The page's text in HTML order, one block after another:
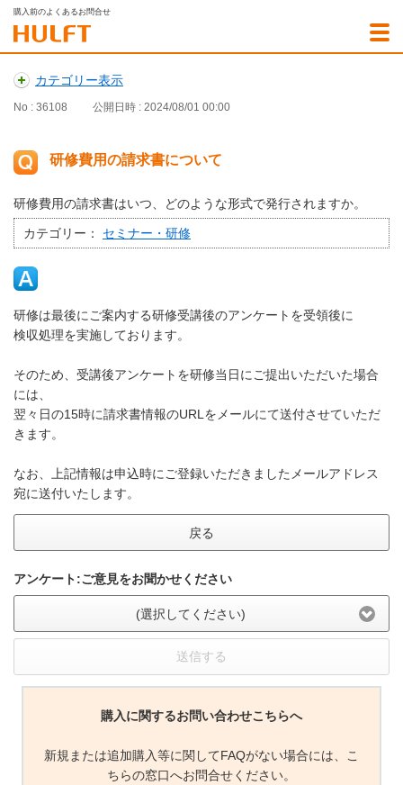
購入前のよくあるお問合せ
カテゴリー表示
No : 36108 公開日時 : 2024/08/01 00:00
研修費用の請求書について
研修費用の請求書はいつ、どのような形式で発行されますか。
カテゴリー： セミナー・研修
研修は最後にご案内する研修受講後のアンケートを受領後に
検収処理を実施しております。
そのため、受講後アンケートを研修当日にご提出いただいた場合
には、
翌々日の15時に請求書情報のURLをメールにて送付させていただ
きます。
なお、上記情報は申込時にご登録いただきましたメールアドレス
宛に送付いたします。
戻る
アンケート:ご意見をお聞かせください
(選択してください)
送信する
購入に関するお問い合わせこちらへ
新規または追加購入等に関してFAQがない場合には、こ
ちらの窓口へお問合せください。